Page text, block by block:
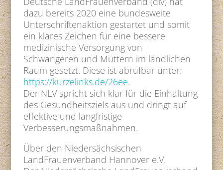
dazu bereits 2020 eine bundesweite
Unterschriftenaktion gestartet und somit
ein klares Zeichen für eine bessere
medizinische Versorgung von
Schwangeren und Müttern im ländlichen
Raum gesetzt. Diese ist abrufbar unter:
https://kurzelinks.de/26ee.
Der NLV spricht sich klar für die Einhaltung
des Gesundheitsziels aus und dringt auf
effektive und langfristige
Verbesserungsmaßnahmen.
Über den Niedersächsischen
LandFrauenverband Hannover e.V.